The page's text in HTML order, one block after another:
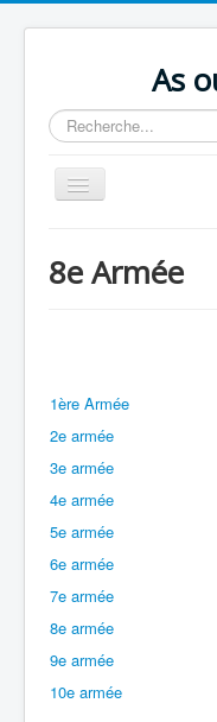
As
Rechercher
Basculer
la
Chronologie
Avions
Personnels
Doctrines
Batailles
Les As
8e Armée
1ère Armée
2e armée
3e armée
4e armée
5e armée
6e armée
7e armée
8e armée
9e armée
10e armée